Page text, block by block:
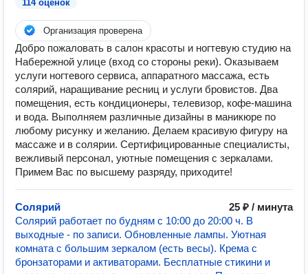
114 оценок
Организация проверена
Добро пожаловать в салон красоты и ногтевую студию на
Набережной улице (вход со стороны реки). Оказываем
услуги ногтевого сервиса, аппаратного массажа, есть
солярий, наращивание ресниц и услуги бровистов. Два
помещения, есть кондиционеры, телевизор, кофе-машина
и вода. Выполняем различные дизайны в маникюре по
любому рисунку и желанию. Делаем красивую фигуру на
массаже и в солярии. Сертифицированные специалисты,
вежливый персонал, уютные помещения с зеркалами.
Примем Вас по высшему разряду, приходите!
Солярий
25 ₽ / минута
Солярий работает по будням с 10:00 до 20:00 ч. В
выходные - по записи. Обновленные лампы. Уютная
комната с большим зеркалом (есть весы). Крема с
бронзаторами и активаторами. Бесплатные стикини и